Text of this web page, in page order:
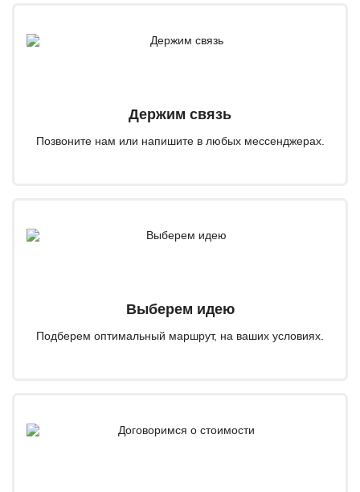
Держим связь
Позвоните нам или напишите в любых мессенджерах.
Выберем идею
Подберем оптимальный маршрут, на ваших условиях.